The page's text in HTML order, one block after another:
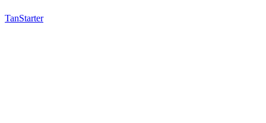
TanStarter